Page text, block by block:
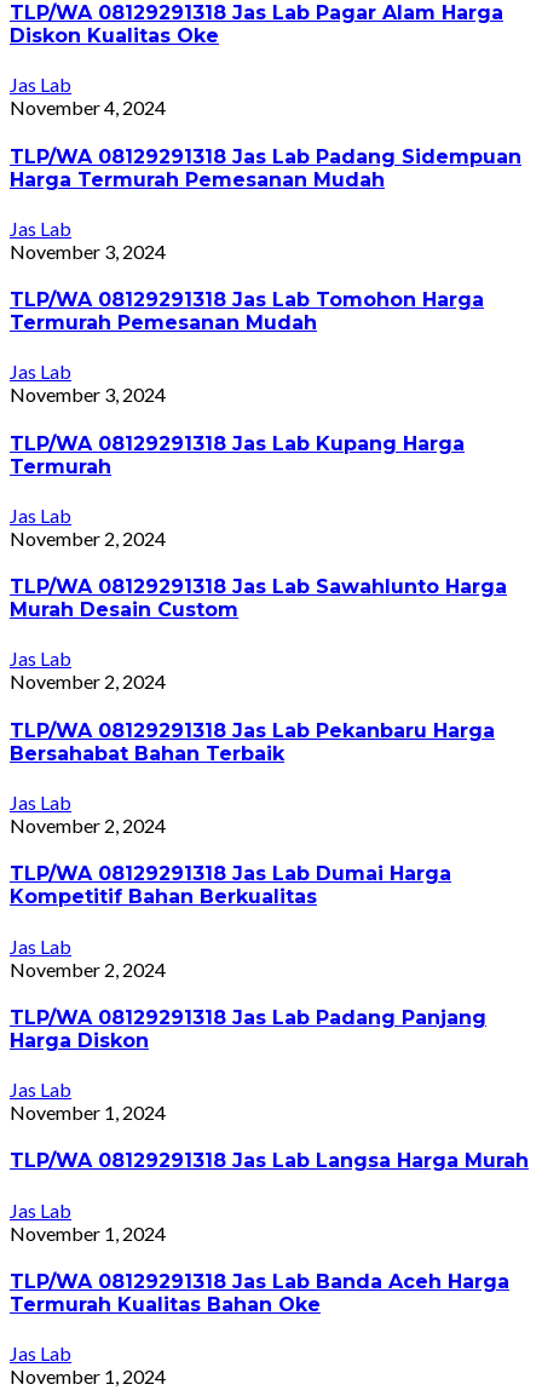
TLP/WA 08129291318 Jas Lab Pagar Alam Harga
Diskon Kualitas Oke
Jas Lab
November 4, 2024
TLP/WA 08129291318 Jas Lab Padang Sidempuan
Harga Termurah Pemesanan Mudah
Jas Lab
November 3, 2024
TLP/WA 08129291318 Jas Lab Tomohon Harga
Termurah Pemesanan Mudah
Jas Lab
November 3, 2024
TLP/WA 08129291318 Jas Lab Kupang Harga
Termurah
Jas Lab
November 2, 2024
TLP/WA 08129291318 Jas Lab Sawahlunto Harga
Murah Desain Custom
Jas Lab
November 2, 2024
TLP/WA 08129291318 Jas Lab Pekanbaru Harga
Bersahabat Bahan Terbaik
Jas Lab
November 2, 2024
TLP/WA 08129291318 Jas Lab Dumai Harga
Kompetitif Bahan Berkualitas
Jas Lab
November 2, 2024
TLP/WA 08129291318 Jas Lab Padang Panjang
Harga Diskon
Jas Lab
November 1, 2024
TLP/WA 08129291318 Jas Lab Langsa Harga Murah
Jas Lab
November 1, 2024
TLP/WA 08129291318 Jas Lab Banda Aceh Harga
Termurah Kualitas Bahan Oke
Jas Lab
November 1, 2024